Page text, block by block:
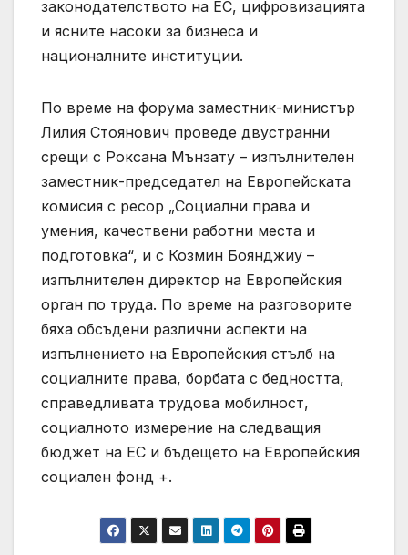
законодателството на ЕС, цифровизацията
и ясните насоки за бизнеса и
националните институции.
По време на форума заместник-министър
Лилия Стоянович проведе двустранни
срещи с Роксана Мънзату – изпълнителен
заместник-председател на Европейската
комисия с ресор „Социални права и
умения, качествени работни места и
подготовка“, и с Козмин Боянджиу –
изпълнителен директор на Европейския
орган по труда. По време на разговорите
бяха обсъдени различни аспекти на
изпълнението на Европейския стълб на
социалните права, борбата с бедността,
справедливата трудова мобилност,
социалното измерение на следващия
бюджет на ЕС и бъдещето на Европейския
социален фонд +.